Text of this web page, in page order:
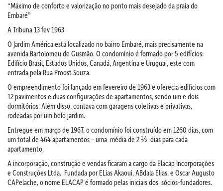
“Máximo de conforto e valorização no ponto mais desejado da praia do
Embaré”
A Tribuna 13 fev 1963
O Jardim América está localizado no bairro Embaré, mais precisamente na
avenida Bartolomeu de Gusmão. O condomínio é formado por 5 edifícios:
Edifício Brasil, Estados Unidos, Canadá, Argentina e Uruguai, este com
entrada pela Rua Proost Souza.
O empreendimento foi lançado em fevereiro de 1963 e oferecia edifícios com
12 pavimentos e duas configurações de apartamentos, sendo um e dois
dormitórios. Além disso, contava com garagens coletivas e privativas,
rodeadas por um belo jardim.
Entregue em março de 1967, o condomínio foi construído em 1260 dias, com
um total de 464 apartamentos – uma média de 2 ½ dias para cada
apartamento.
A incorporação, construção e vendas ficaram a cargo da Elacap Incorporações
e Construções Ltda. Fundada por ELias Akaoui, ABdala Elias, e Oscar Augusto
CAPelache, o nome ELACAP é formado pelas iniciais dos sócios-fundadores.